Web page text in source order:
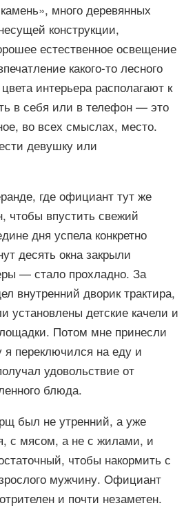
много деревянных
конструкции,
естественное освещение
какого-то лесного
интерьера располагают к
в себя или в телефон — это
во всех смыслах, место.
девушку или
где официант тут же
чтобы впустить свежий
дня успела конкретно
десять окна закрыли
— стало прохладно. За
внутренний дворик трактира,
установлены детские качели и
Потом мне принесли
переключился на еду и
удовольствие от
блюда.
был не утренний, а уже
с мясом, а не с жилами, и
чтобы накормить с
мужчину. Официант
и почти незаметен.